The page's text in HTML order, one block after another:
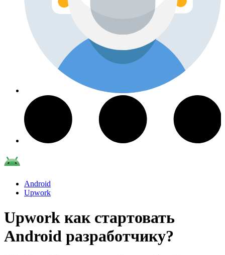
Android
Upwork
Upwork как стартовать
Android разработчику?